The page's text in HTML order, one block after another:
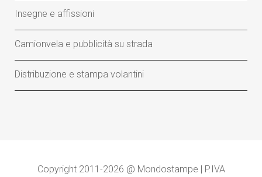
Insegne e affissioni
Camionvela e pubblicità su strada
Distribuzione e stampa volantini
Copyright 2011-2026 @ Mondostampe | P.IVA